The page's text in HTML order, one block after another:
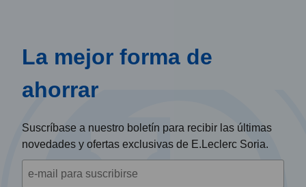
La mejor forma de
ahorrar
Suscríbase a nuestro boletín para recibir las últimas
novedades y ofertas exclusivas de E.Leclerc Soria.